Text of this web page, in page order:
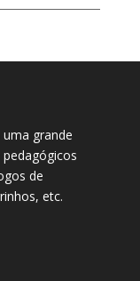
grande
de
etc.